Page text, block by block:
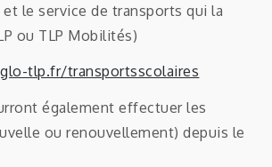
et le service de transports qui la
ou TLP Mobilités)
tlp.fr/transportsscolaires
également effectuer les
ou renouvellement) depuis le